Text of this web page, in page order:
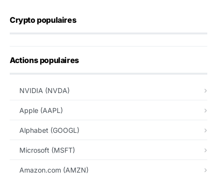
Crypto populaires
Actions populaires
NVIDIA (NVDA)
Apple (AAPL)
Alphabet (GOOGL)
Microsoft (MSFT)
Amazon.com (AMZN)